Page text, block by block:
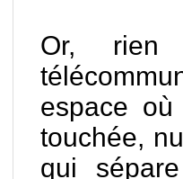
Or, rien
espace
touchée,
qui